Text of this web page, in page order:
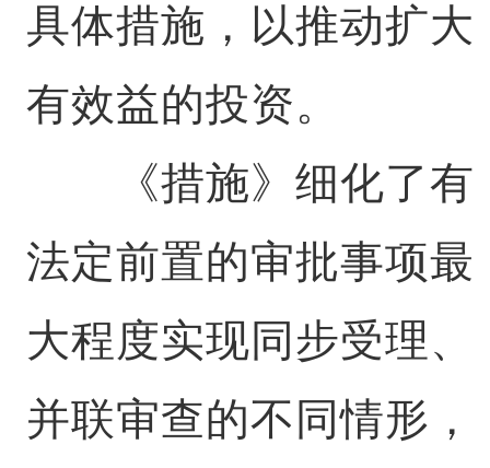
具体措施，以推动扩大
有效益的投资。
《措施》细化了有
法定前置的审批事项最
大程度实现同步受理、
并联审查的不同情形，